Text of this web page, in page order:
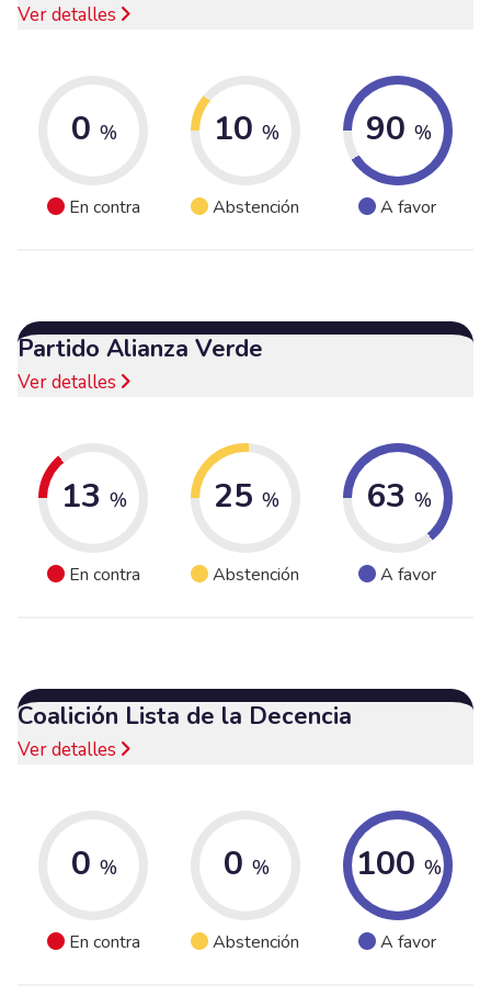
Ver detalles
0 %
En contra
10 %
Abstención
90 %
A favor
Partido Alianza Verde
Ver detalles
13 %
En contra
25 %
Abstención
63 %
A favor
Coalición Lista de la Decencia
Ver detalles
0 %
En contra
0 %
Abstención
100 %
A favor